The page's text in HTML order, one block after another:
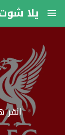
يلا
انقر